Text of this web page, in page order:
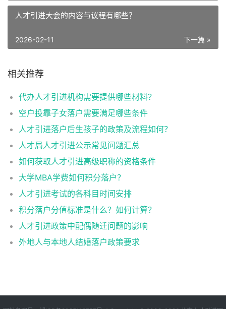
人才引进大会的内容与议程有哪些？
下一篇 »
2026-02-11
相关推荐
代办人才引进机构需要提供哪些材料？
空户投靠子女落户需要满足哪些条件
人才引进落户后生孩子的政策及流程如何？
人才局人才引进公示常见问题汇总
如何获取人才引进高级职称的资格条件
大学MBA学费如何积分落户？
人才引进考试的各科目时间安排
积分落户分值标准是什么？如何计算？
人才引进政策中配偶随迁问题的影响
外地人与本地人结婚落户政策要求